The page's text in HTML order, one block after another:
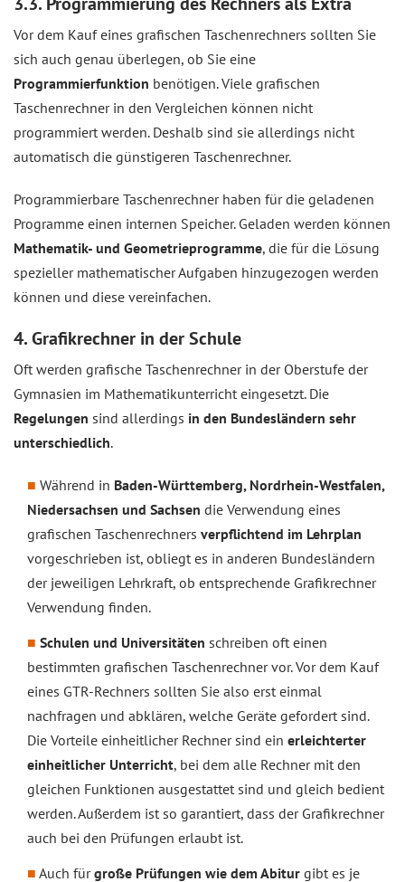
Vor dem Kauf eines grafischen Taschenrechners sollten Sie
sich auch genau überlegen, ob Sie eine
Programmierfunktion benötigen. Viele grafischen
Taschenrechner in den Vergleichen können nicht
programmiert werden. Deshalb sind sie allerdings nicht
automatisch die günstigeren Taschenrechner.
Programmierbare Taschenrechner haben für die geladenen
Programme einen internen Speicher. Geladen werden können
Mathematik- und Geometrieprogramme, die für die Lösung
spezieller mathematischer Aufgaben hinzugezogen werden
können und diese vereinfachen.
4. Grafikrechner in der Schule
Oft werden grafische Taschenrechner in der Oberstufe der
Gymnasien im Mathematikunterricht eingesetzt. Die
Regelungen sind allerdings in den Bundesländern sehr
unterschiedlich.
Während in Baden-Württemberg, Nordrhein-Westfalen,
Niedersachsen und Sachsen die Verwendung eines
grafischen Taschenrechners verpflichtend im Lehrplan
vorgeschrieben ist, obliegt es in anderen Bundesländern
der jeweiligen Lehrkraft, ob entsprechende Grafikrechner
Verwendung finden.
Schulen und Universitäten schreiben oft einen
bestimmten grafischen Taschenrechner vor. Vor dem Kauf
eines GTR-Rechners sollten Sie also erst einmal
nachfragen und abklären, welche Geräte gefordert sind.
Die Vorteile einheitlicher Rechner sind ein erleichterter
einheitlicher Unterricht, bei dem alle Rechner mit den
gleichen Funktionen ausgestattet sind und gleich bedient
werden. Außerdem ist so garantiert, dass der Grafikrechner
auch bei den Prüfungen erlaubt ist.
Auch fürgroße Prüfungen wie dem Abitur gibt es je